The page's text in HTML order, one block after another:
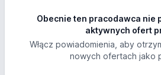
Obecnie ten pracodawca nie
aktywnych ofert
Włącz powiadomienia, aby
nowych ofertach jako